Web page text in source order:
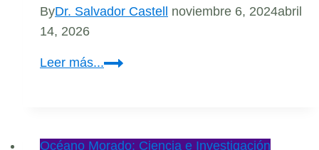
ByDr. Salvador Castell noviembre 6, 2024abril
14, 2026
Leer más...Rapido
del
Océano Morado: Ciencia e Investigación